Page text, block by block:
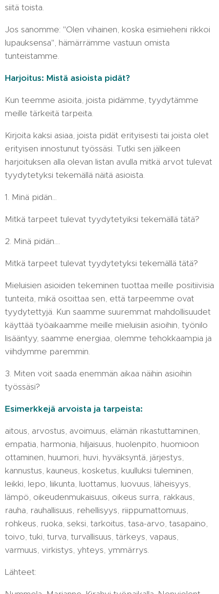
siitä toista.
Jos sanomme: "Olen vihainen, koska esimieheni rikkoi
lupauksensa", hämärrämme vastuun omista
tunteistamme.
Harjoitus: Mistä asioista pidät?
Kun teemme asioita, joista pidämme, tyydytämme
meille tärkeitä tarpeita.
Kirjoita kaksi asiaa, joista pidät erityisesti tai joista olet
erityisen innostunut työssäsi. Tutki sen jälkeen
harjoituksen alla olevan listan avulla mitkä arvot tulevat
tyydytetyksi tekemällä näitä asioista.
1. Minä pidän...
Mitkä tarpeet tulevat tyydytetyiksi tekemällä tätä?
2. Minä pidän....
Mitkä tarpeet tulevat tyydytetyksi tekemällä tätä?
Mieluisien asioiden tekeminen tuottaa meille positiivisia
tunteita, mikä osoittaa sen, että tarpeemme ovat
tyydytettyjä. Kun saamme suuremmat mahdollisuudet
käyttää työaikaamme meille mieluisiin asioihin, työnilo
lisääntyy, saamme energiaa, olemme tehokkaampia ja
viihdymme paremmin.
3. Miten voit saada enemmän aikaa näihin asioihin
työssäsi?
Esimerkkejä arvoista ja tarpeista:
aitous, arvostus, avoimuus, elämän rikastuttaminen,
empatia, harmonia, hiljaisuus, huolenpito, huomioon
ottaminen, huumori, huvi, hyväksyntä, järjestys,
kannustus, kauneus, kosketus, kuulluksi tuleminen,
leikki, lepo, liikunta, luottamus, luovuus, läheisyys,
lämpö, oikeudenmukaisuus, oikeus surra, rakkaus,
rauha, rauhallisuus, rehellisyys, riippumattomuus,
rohkeus, ruoka, seksi, tarkoitus, tasa-arvo, tasapaino,
toivo, tuki, turva, turvallisuus, tärkeys, vapaus,
varmuus, virkistys, yhteys, ymmärrys.
Lähteet: